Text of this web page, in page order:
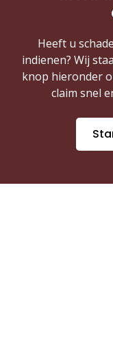
Heeft u
indienen? Wij
knop hieronder
claim snel